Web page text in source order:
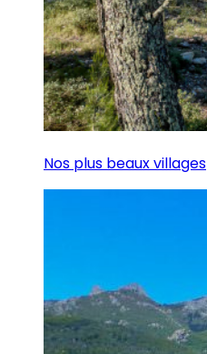
Nos plus beaux villages